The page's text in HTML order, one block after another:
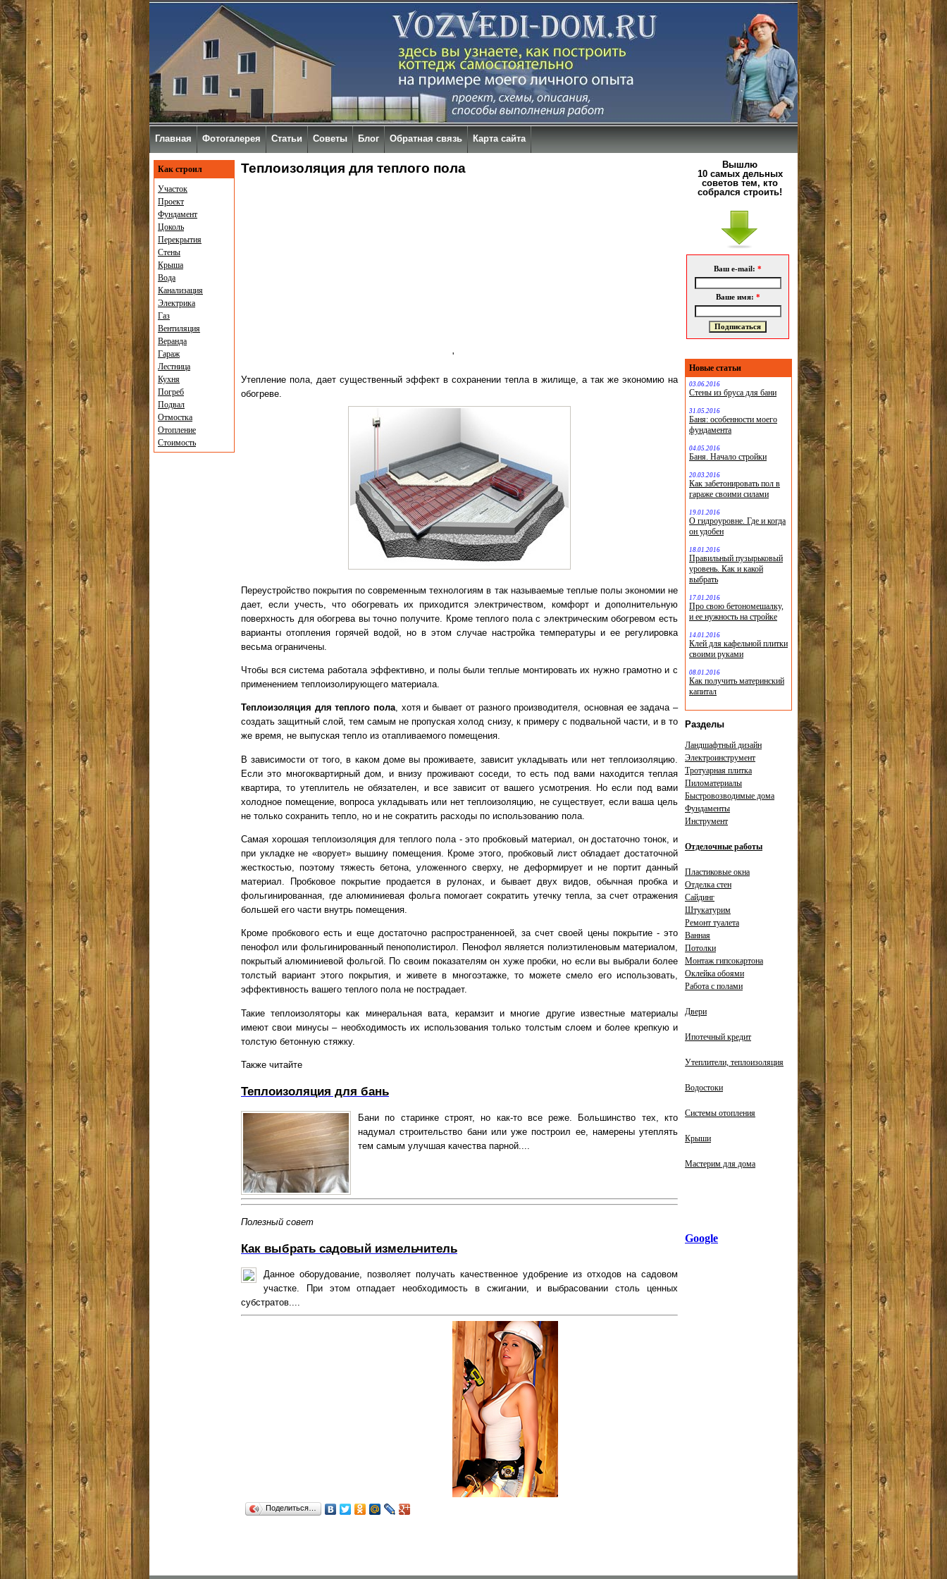
Теплоизоляция для теплого пола
'
Утепление пола, дает существенный эффект в сохранении тепла в жилище, а так же экономию на
обогреве.
Переустройство покрытия по современным технологиям в так называемые теплые полы экономии не
дает, если учесть, что обогревать их приходится электричеством, комфорт и дополнительную
поверхность для обогрева вы точно получите. Кроме теплого пола с электрическим обогревом есть
варианты отопления горячей водой, но в этом случае настройка температуры и ее регулировка
весьма ограничены.
Чтобы вся система работала эффективно, и полы были теплые монтировать их нужно грамотно и с
применением теплоизолирующего материала.
Теплоизоляция для теплого пола, хотя и бывает от разного производителя, основная ее задача –
создать защитный слой, тем самым не пропуская холод снизу, к примеру с подвальной части, и в то
же время, не выпуская тепло из отапливаемого помещения.
В зависимости от того, в каком доме вы проживаете, зависит укладывать или нет теплоизоляцию.
Если это многоквартирный дом, и внизу проживают соседи, то есть под вами находится теплая
квартира, то утеплитель не обязателен, и все зависит от вашего усмотрения. Но если под вами
холодное помещение, вопроса укладывать или нет теплоизоляцию, не существует, если ваша цель
не только сохранить тепло, но и не сократить расходы по использованию пола.
Самая хорошая теплоизоляция для теплого пола - это пробковый материал, он достаточно тонок, и
при укладке не «ворует» вышину помещения. Кроме этого, пробковый лист обладает достаточной
жесткостью, поэтому тяжесть бетона, уложенного сверху, не деформирует и не портит данный
материал. Пробковое покрытие продается в рулонах, и бывает двух видов, обычная пробка и
фольгинированная, где алюминиевая фольга помогает сократить утечку тепла, за счет отражения
большей его части внутрь помещения.
Кроме пробкового есть и еще достаточно распространенноей, за счет своей цены покрытие - это
пенофол или фольгинированный пенополистирол. Пенофол является полиэтиленовым материалом,
покрытый алюминиевой фольгой. По своим показателям он хуже пробки, но если вы выбрали более
толстый вариант этого покрытия, и живете в многоэтажке, то можете смело его использовать,
эффективность вашего теплого пола не пострадает.
Такие теплоизоляторы как минеральная вата, керамзит и многие другие известные материалы
имеют свои минусы – необходимость их использования только толстым слоем и более крепкую и
толстую бетонную стяжку.
Также читайте
Теплоизоляция для бань
Бани по старинке строят, но как-то все реже. Большинство тех, кто
надумал строительство бани или уже построил ее, намерены утеплять
тем самым улучшая качества парной....
Полезный совет
Как выбрать садовый измельчитель
Данное оборудование, позволяет получать качественное удобрение из отходов на садовом
участке. При этом отпадает необходимость в сжигании, и выбрасовании столь ценных
субстратов....
Поделиться…
Как строил
Участок
Проект
Фундамент
Цоколь
Перекрытия
Стены
Крыша
Вода
Канализация
Электрика
Газ
Вентиляция
Веранда
Гараж
Лестница
Кухня
Погреб
Подвал
Отмостка
Отопление
Стоимость
Вышлю
10 самых дельных
советов тем, кто
собрался строить!
Ваш e-mail: *
Ваше имя: *
Новые статьи
03.06.2016
Стены из бруса для бани
31.05.2016
Баня: особенности моего
фундамента
04.05.2016
Баня. Начало стройки
20.03.2016
Как забетонировать пол в
гараже своими силами
19.01.2016
О гидроуровне. Где и когда
он удобен
18.01.2016
Правильный пузырьковый
уровень. Как и какой
выбрать
17.01.2016
Про свою бетономешалку,
и ее нужность на стройке
14.01.2016
Клей для кафельной плитки
своими руками
08.01.2016
Как получить материнский
капитал
Разделы
Ландшафтный дизайн
Электроинструмент
Тротуарная плитка
Пиломатериалы
Быстровозводимые дома
Фундаменты
Инструмент
Отделочные работы
Пластиковые окна
Отделка стен
Сайдинг
Штукатурим
Ремонт туалета
Ванная
Потолки
Монтаж гипсокартона
Оклейка обоями
Работа с полами
Двери
Ипотечный кредит
Утеплители, теплоизоляция
Водостоки
Системы отопления
Крыши
Мастерим для дома
Google
Главная Фотогалерея Статьи Советы Блог Обратная связь Карта сайта